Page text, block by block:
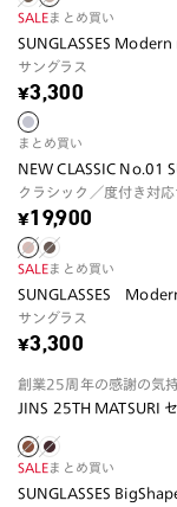
SALEまとめ買い
SUNGLASSES
サングラス
¥3,300
まとめ買い
NEW CLASSIC No.01
クラシック／度付き対応
¥19,900
SALEまとめ買い
SUNGLASSES
サングラス
¥3,300
創業25周年の感謝の気
JINS 25TH MATSURI
SALEまとめ買い
SUNGLASSES